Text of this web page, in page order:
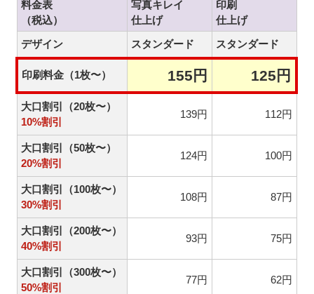
料金表
（税込）
写真キレイ
仕上げ
印刷
仕上げ
デザイン
スタンダード スタンダード
印刷料金（1枚〜） 155円 125円
大口割引（20枚〜）
10%割引
139円 112円
大口割引（50枚〜）
20%割引
124円 100円
大口割引（100枚〜）
30%割引
108円 87円
大口割引（200枚〜）
40%割引
93円 75円
大口割引（300枚〜）
50%割引
77円 62円